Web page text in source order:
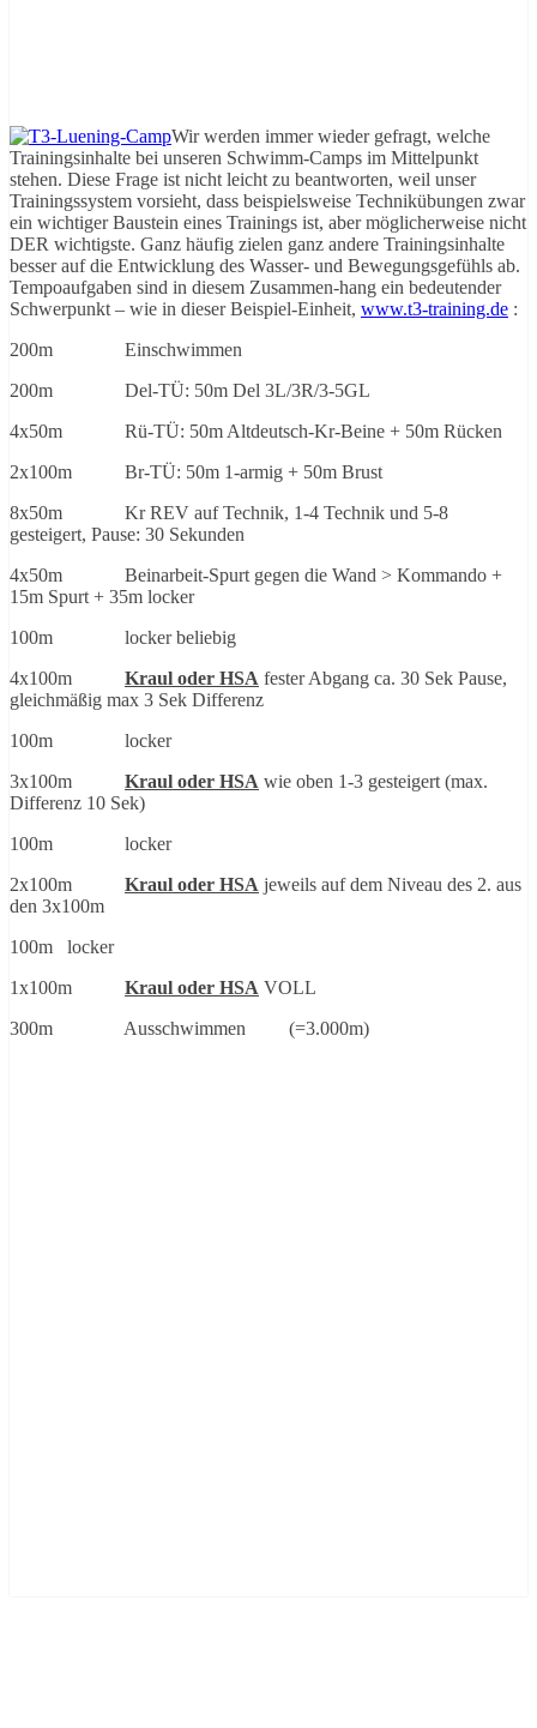
Wir werden immer wieder gefragt, welche
Trainingsinhalte bei unseren Schwimm-Camps im Mittelpunkt
stehen. Diese Frage ist nicht leicht zu beantworten, weil unser
Trainingssystem vorsieht, dass beispielsweise Technikübungen zwar
ein wichtiger Baustein eines Trainings ist, aber möglicherweise nicht
DER wichtigste. Ganz häufig zielen ganz andere Trainingsinhalte
besser auf die Entwicklung des Wasser- und Bewegungsgefühls ab.
Tempoaufgaben sind in diesem Zusammen-hang ein bedeutender
Schwerpunkt – wie in dieser Beispiel-Einheit, www.t3-training.de :
200m Einschwimmen
200m Del-TÜ: 50m Del 3L/3R/3-5GL
4x50m Rü-TÜ: 50m Altdeutsch-Kr-Beine + 50m Rücken
2x100m Br-TÜ: 50m 1-armig + 50m Brust
8x50m Kr REV auf Technik, 1-4 Technik und 5-8
gesteigert, Pause: 30 Sekunden
4x50m Beinarbeit-Spurt gegen die Wand > Kommando +
15m Spurt + 35m locker
100m locker beliebig
4x100m Kraul oder HSA fester Abgang ca. 30 Sek Pause,
gleichmäßig max 3 Sek Differenz
100m locker
3x100m Kraul oder HSA wie oben 1-3 gesteigert (max.
Differenz 10 Sek)
100m locker
2x100m Kraul oder HSA jeweils auf dem Niveau des 2. aus
den 3x100m
100m locker
1x100m Kraul oder HSA VOLL
300m Ausschwimmen (=3.000m)